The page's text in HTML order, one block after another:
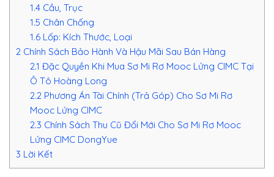
1.4Cầu, Trục
1.5 Chân Chống
1.6Lốp: Kích Thước, Loại
2 Chính Sách Bảo Hành Và Hậu Mãi Sau Bán Hàng
2.1 Đặc Quyền Khi Mua Sơ Mi Rơ Mooc Lửng CIMC Tại
Ô Tô Hoàng Long
2.2Phương Án Tài Chính (Trả Góp) Cho Sơ Mi Rơ
Mooc Lửng CIMC
2.3 Chính Sách Thu Cũ Đổi Mới Cho Sơ Mi Rơ Mooc
Lửng CIMC DongYue
3 Lời Kết